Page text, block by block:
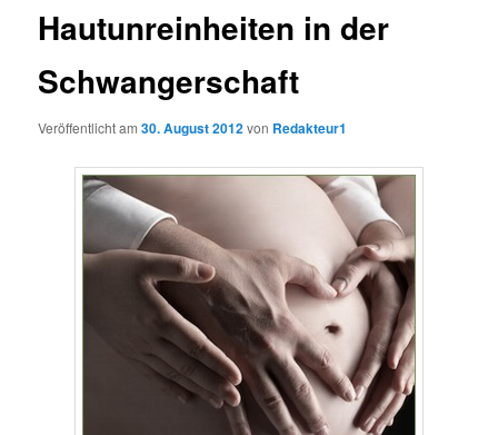
Hautunreinheiten in der
Schwangerschaft
Veröffentlicht am30. August 2012von Redakteur1